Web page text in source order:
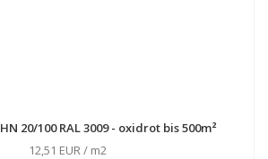
20/100 RAL 3009 - oxidrot bis 500m²
12,51 EUR / m2